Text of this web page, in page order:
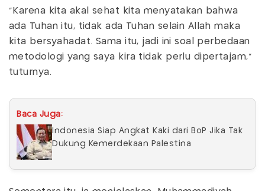
"Karena kita akal sehat kita menyatakan bahwa
ada Tuhan itu, tidak ada Tuhan selain Allah maka
kita bersyahadat. Sama itu, jadi ini soal perbedaan
metodologi yang saya kira tidak perlu dipertajam,"
tuturnya.
Baca Juga:
Indonesia Siap Angkat Kaki dari BoP Jika Tak
Dukung Kemerdekaan Palestina